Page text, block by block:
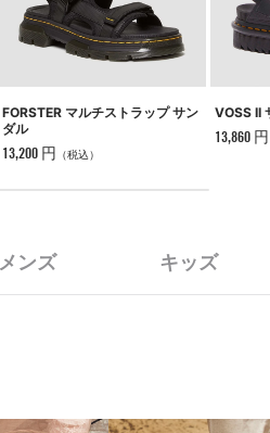
FORSTER マルチストラップ サン
ダル
13,200 円 （税込）
VOSS II
13,860 円
メンズ キッズ